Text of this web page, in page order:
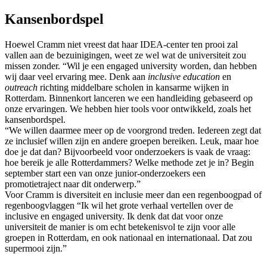
Kansenbordspel
Hoewel Cramm niet vreest dat haar IDEA-center ten prooi zal
vallen aan de bezuinigingen, weet ze wel wat de universiteit zou
missen zonder. “Wil je een engaged university worden, dan hebben
wij daar veel ervaring mee. Denk aan inclusive education en
outreach richting middelbare scholen in kansarme wijken in
Rotterdam. Binnenkort lanceren we een handleiding gebaseerd op
onze ervaringen. We hebben hier tools voor ontwikkeld, zoals het
kansenbordspel.
“We willen daarmee meer op de voorgrond treden. Iedereen zegt dat
ze inclusief willen zijn en andere groepen bereiken. Leuk, maar hoe
doe je dat dan? Bijvoorbeeld voor onderzoekers is vaak de vraag:
hoe bereik je alle Rotterdammers? Welke methode zet je in? Begin
september start een van onze junior-onderzoekers een
promotietraject naar dit onderwerp.”
Voor Cramm is diversiteit en inclusie meer dan een regenboogpad of
regenboogvlaggen “Ik wil het grote verhaal vertellen over de
inclusive en engaged university. Ik denk dat dat voor onze
universiteit de manier is om echt betekenisvol te zijn voor alle
groepen in Rotterdam, en ook nationaal en internationaal. Dat zou
supermooi zijn.”